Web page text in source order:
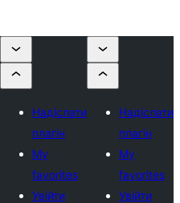
Надіслати
плагін
My
favorites
Увійти
Надіслати
плагін
My
favorites
Увійти